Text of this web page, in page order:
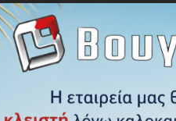
Χρωματολόγιο Ακρίτας
Χρωματολόγιο Aline
Δειγματολόγιο Πόμολων